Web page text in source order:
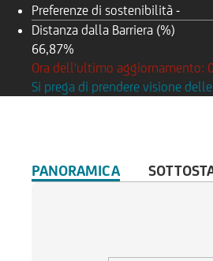
Preferenze di sostenibilità -
Distanza dalla Barriera (%)
66,87%
Ora dell'ultimo aggiornamento:
Si prega di prendere visione
PANORAMICA